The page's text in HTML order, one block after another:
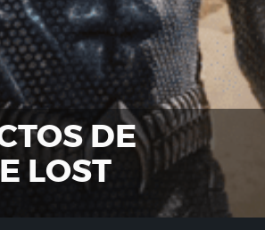
DE
LOST